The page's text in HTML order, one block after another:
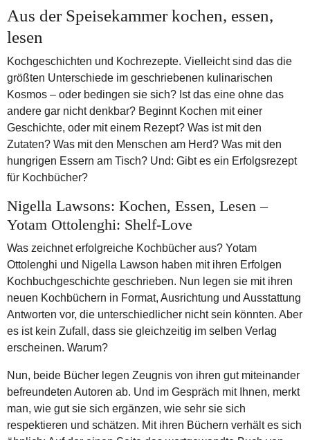
Aus der Speisekammer kochen, essen,
lesen
Kochgeschichten und Kochrezepte. Vielleicht sind das die
größten Unterschiede im geschriebenen kulinarischen
Kosmos – oder bedingen sie sich? Ist das eine ohne das
andere gar nicht denkbar? Beginnt Kochen mit einer
Geschichte, oder mit einem Rezept? Was ist mit den
Zutaten? Was mit den Menschen am Herd? Was mit den
hungrigen Essern am Tisch? Und: Gibt es ein Erfolgsrezept
für Kochbücher?
Nigella Lawsons: Kochen, Essen, Lesen –
Yotam Ottolenghi: Shelf-Love
Was zeichnet erfolgreiche Kochbücher aus? Yotam
Ottolenghi und Nigella Lawson haben mit ihren Erfolgen
Kochbuchgeschichte geschrieben. Nun legen sie mit ihren
neuen Kochbüchern in Format, Ausrichtung und Ausstattung
Antworten vor, die unterschiedlicher nicht sein könnten. Aber
es ist kein Zufall, dass sie gleichzeitig im selben Verlag
erscheinen. Warum?
Nun, beide Bücher legen Zeugnis von ihren gut miteinander
befreundeten Autoren ab. Und im Gespräch mit Ihnen, merkt
man, wie gut sie sich ergänzen, wie sehr sie sich
respektieren und schätzen. Mit ihren Büchern verhält es sich